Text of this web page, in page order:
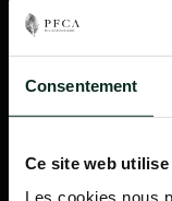
Consentement
Ce site web utilise
Les cookies nous